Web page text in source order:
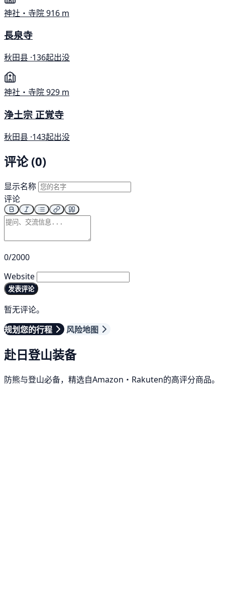
神社・寺院916 m
長泉寺
秋田县 ·136起出没
神社・寺院929 m
浄土宗 正覚寺
秋田县 ·143起出没
评论 (0)
显示名称
评论
0/2000
Website
发表评论
暂无评论。
规划您的行程
风险地图
赴日登山装备
防熊与登山必备，精选自Amazon・Rakuten的高评分商品。